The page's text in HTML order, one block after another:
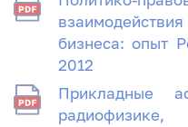
бизнеса: опыт
2012
Прикладные